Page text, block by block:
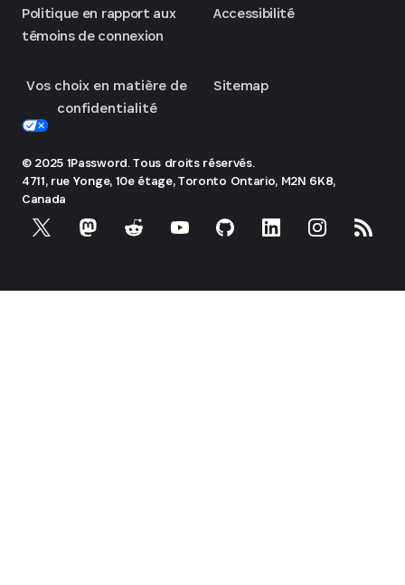
Politique en rapport aux
témoins de connexion
Vos choix en matière de
confidentialité
Accessibilité
Sitemap
© 2025 1Password. Tous droits réservés.
4711, rue Yonge, 10e étage, Toronto Ontario, M2N 6K8,
Canada